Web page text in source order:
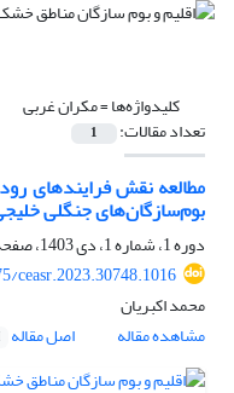
کلیدواژه‌ها =مکران غربی
تعداد مقالات: 1
مطالعه نقش فرایندهای
بوم‌سازگان‌های جنگلی
دوره 1، شماره 1، دی 1403، صفحه
ceasr.2023.30748.1016
محمد اکبریان
مشاهده مقاله
اصل مقاله